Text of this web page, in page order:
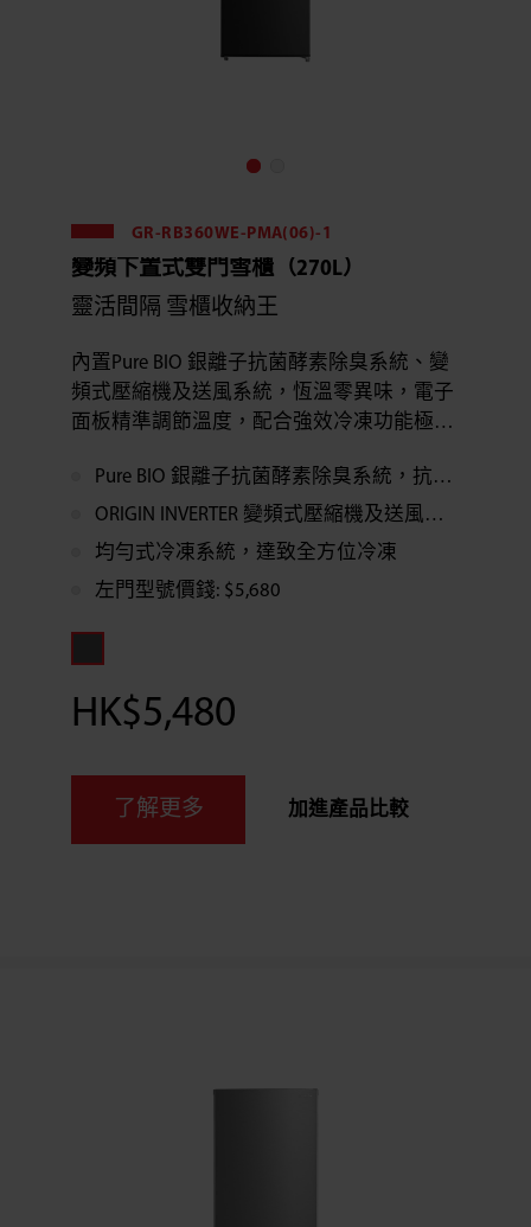
GR-RB360WE-PMA(06)-1
變頻下置式雙門雪櫃（270L）
靈活間隔 雪櫃收納王
內置Pure BIO 銀離子抗菌酵素除臭系統、變
頻式壓縮機及送風系統，恆溫零異味，電子
面板精準調節溫度，配合強效冷凍功能極速
Pure BIO 銀離子抗菌酵素除臭系統，抗菌除臭效果達99.9%*
ORIGIN INVERTER 變頻式壓縮機及送風系統，節省能源達17%*
均勻式冷凍系統，達致全方位冷凍
左門型號價錢: $5,680
HK$5,480
了解更多 加進產品比較